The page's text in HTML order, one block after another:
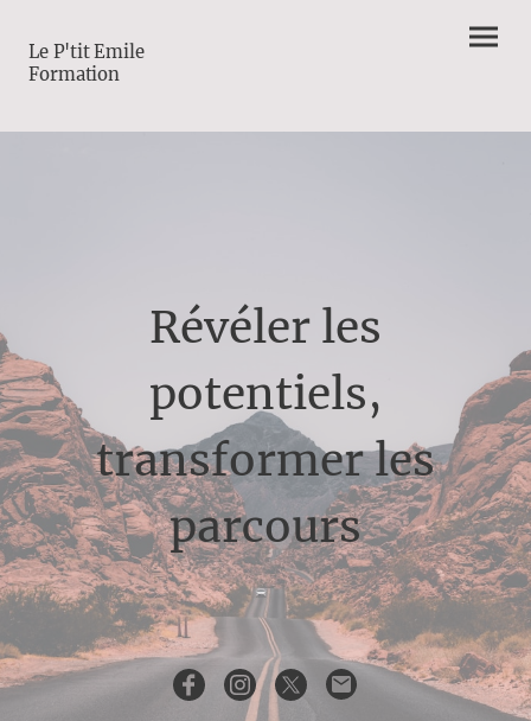
Le P'tit Emile
Formation
Révéler les
potentiels,
transformer les
parcours